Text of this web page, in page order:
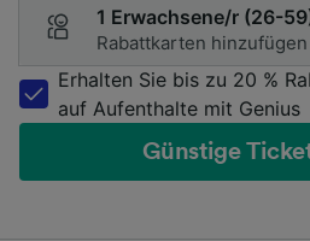
1 Erwachsene/r (26-
Rabattkarten hinzufügen
Erhalten Sie bis zu 20 %
auf Aufenthalte mit Genius
Günstige